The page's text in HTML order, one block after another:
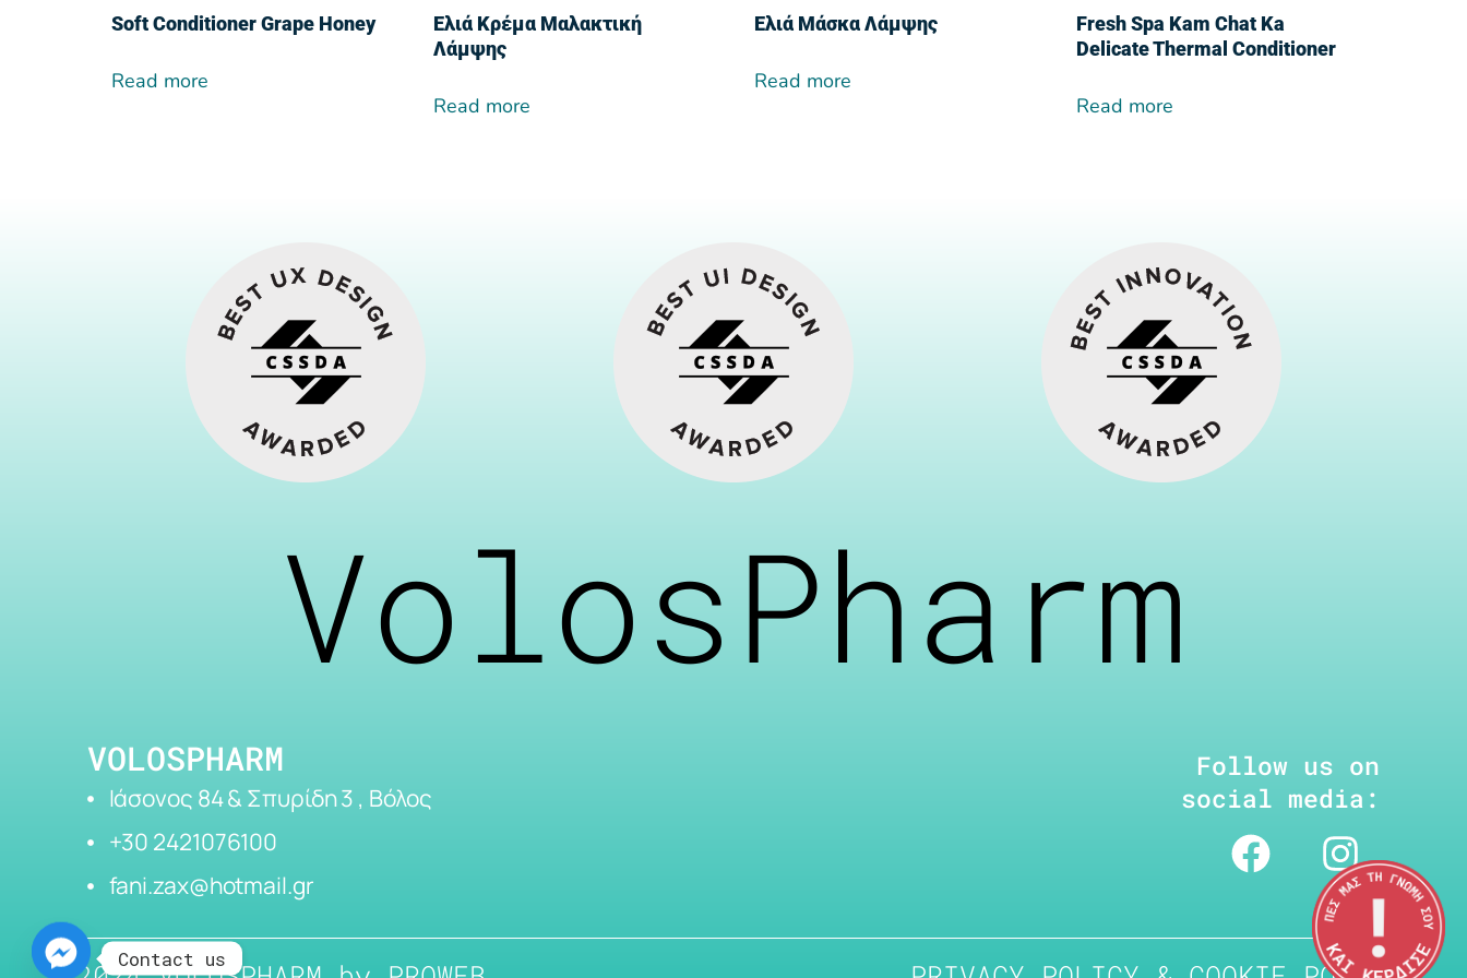
Soft Conditioner Grape Honey
Read more
Ελιά Κρέμα Μαλακτική
Λάμψης
Read more
Ελιά Μάσκα Λάμψης
Read more
Fresh Spa Kam Chat Ka
Delicate Thermal Conditioner
Read more
VolosPharm
VOLOSPHARM
Ιάσονος 84 & Σπυρίδη 3 , Βόλος
+30 2421076100
fani.zax@hotmail.gr
Follow us on
social media:
Contact us